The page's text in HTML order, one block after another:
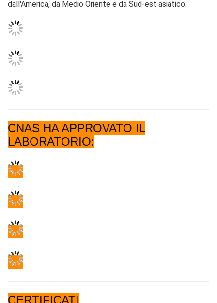
dall'America, da Medio Oriente e da Sud-est asiatico.
CNAS HA APPROVATO IL
LABORATORIO:
CERTIFICATI